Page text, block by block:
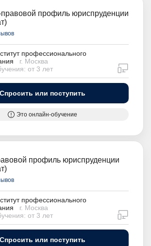
правовой профиль юриспруденции
профессионального
г. Москва
от 3 лет
Спросить или поступить
Это онлайн-обучение
профиль юриспруденции
профессионального
г. Москва
от 3 лет
Спросить или поступить